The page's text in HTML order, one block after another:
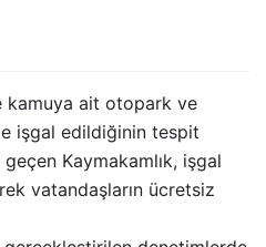
kamuya ait otopark ve
işgal edildiğinin tespit
Kaymakamlık, işgal
vatandaşların ücretsiz